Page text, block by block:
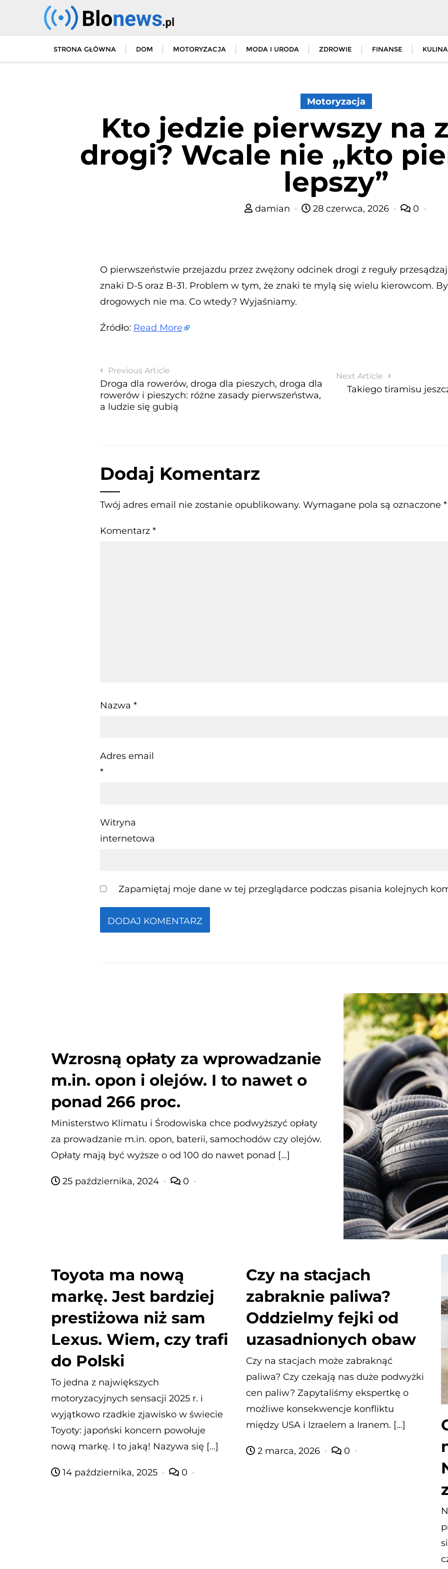
STRONA GŁÓWNA DOM MOTORYZACJA MODA I URODA ZDROWIE FINANSE
Motoryzacja
Kto jedzie pierwszy na
drogi? Wcale nie „kto
lepszy”
damian 28 czerwca, 2026 0
O pierwszeństwie przejazdu przez zwężony odcinek drogi z reguły
znaki D-5 oraz B-31. Problem w tym, że znaki te mylą się wielu kierowcom.
drogowych nie ma. Co wtedy? Wyjaśniamy.
Źródło: Read More
Previous Article
Droga dla rowerów, droga dla pieszych, droga dla
rowerów i pieszych: różne zasady pierwszeństwa,
a ludzie się gubią
Next Article
Takiego tiramisu
Dodaj Komentarz
Twój adres email nie zostanie opublikowany. Wymagane pola są oznaczone *
Komentarz *
Nazwa *
Adres email
*
Witryna
internetowa
Zapamiętaj moje dane w tej przeglądarce podczas pisania kolejnych
Wzrosną opłaty za wprowadzanie
m.in. opon i olejów. I to nawet o
ponad 266 proc.
Ministerstwo Klimatu i Środowiska chce podwyższyć opłaty
za prowadzanie m.in. opon, baterii, samochodów czy olejów.
Opłaty mają być wyższe o od 100 do nawet ponad […]
25 października, 2024 0
Toyota ma nową
markę. Jest bardziej
prestiżowa niż sam
Lexus. Wiem, czy trafi
do Polski
To jedna z największych
motoryzacyjnych sensacji 2025 r. i
wyjątkowo rzadkie zjawisko w świecie
Toyoty: japoński koncern powołuje
nową markę. I to jaką! Nazywa się […]
14 października, 2025 0
Czy na stacjach
zabraknie paliwa?
Oddzielmy fejki od
uzasadnionych obaw
Czy na stacjach może zabraknąć
paliwa? Czy czekają nas duże podwyżki
cen paliw? Zapytaliśmy ekspertkę o
możliwe konsekwencje konfliktu
między USA i Izraelem a Iranem. […]
2 marca, 2026 0